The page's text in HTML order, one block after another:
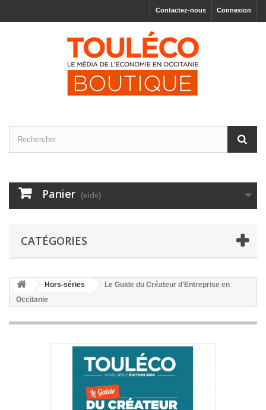
Connexion
Contactez-nous
Panier (vide)
CATÉGORIES
Hors-séries
Le Guide du Créateur d'Entreprise en
Occitanie